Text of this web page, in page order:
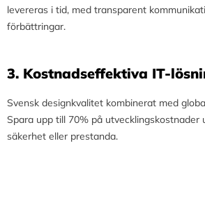
levereras i tid, med transparent
förbättringar.
3.⁠ ⁠Kostnadseffektiva IT-
Svensk designkvalitet kombinerat med
Spara upp till 70% på utvecklingskostnader
säkerhet eller prestanda.